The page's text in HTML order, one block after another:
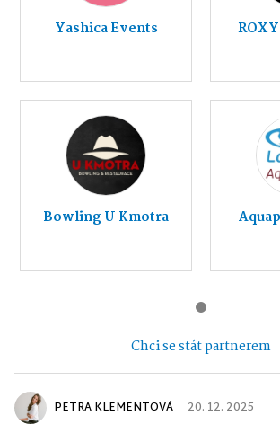
Yashica Events
Bowling U Kmotra
Chci se stát partnerem
PETRA KLEMENTOVÁ 20. 12. 2025